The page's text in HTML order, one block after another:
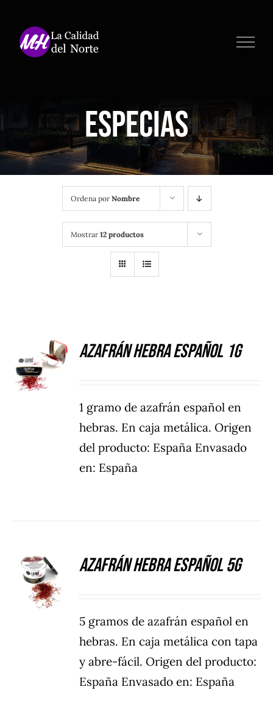
contenido
Especias
Ordena por Nombre
Mostrar 12 productos
DETALLES
Azafrán hebra español 1g
1 gramo de azafrán español en
hebras. En caja metálica. Origen
del producto: España Envasado
en: España
DETALLES
Azafrán hebra español 5g
5 gramos de azafrán español en
hebras. En caja metálica con tapa
y abre-fácil. Origen del producto:
España Envasado en: España